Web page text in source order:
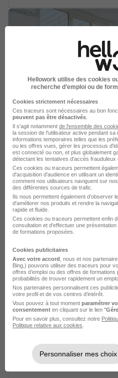
Enseignant en Activité
Adaptée Eapa H/F
Etablissement de santé La
Jean Lachenaud
Saclay - 91 CDD 3
Voir l’offre
Enseignant en Théâtre
Conservatoire H/F
Ville de Trappes
Trappes - 78 CDD
Voir l’offre
Professeur Particulier
Hellowork utilise des cookies
recherche d’emploi ou de
Cookies strictement nécessaires
Ces traceurs sont nécessaires au bon
peuvent pas être désactivés
Il s'agit notamment de l'ensemble des
la session de l'utilisateur active pendant
informations temporaires telles que les
ou les offres vues, gérer les processus
est connecté ou non, et plus globalement
détectant les tentatives d'accès frauduleux
Ces cookies ou traceurs permettent
d'acquisition d'audience en utilisant un
comment nos utilisateurs naviguent sur
des différentes sources de trafic.
Ils nous permettent également d’observer
d'améliorer nos produits et rendre la
rapide et fluide.
Ces cookies ou traceurs permettent enfin
consultation et d'effectuer une
de formations proposées.
Cookies publicitaires
Avec votre accord , nous et nos
Bing,) pouvons utiliser des traceurs pour
offres d’emploi ou des offres de
probabilités de trouver rapidement un
Nos partenaires personnalisent ces
votre profil et de vos centres d’intérêt.
Vous pouvez à tout moment paramétrer
consentement en cliquant sur le lien "
Pour en savoir plus, consultez notre
Politique relative aux cookies
Personnaliser mes choix